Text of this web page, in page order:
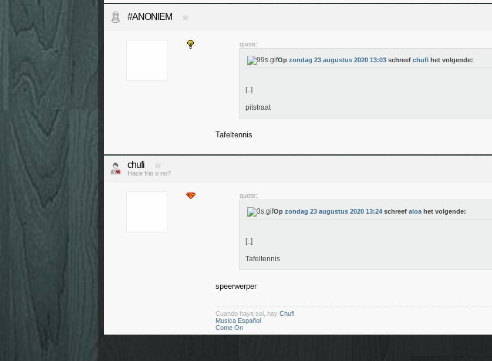
#ANONIEM
quote:
Op zondag 23 augustus 2020 13:03 schreef chufi het volgende:
[..]
pitstraat
Tafeltennis
chufi
Hace frio o no?
quote:
Op zondag 23 augustus 2020 13:24 schreef aloa het volgende:
[..]
Tafeltennis
speerwerper
Cuando haya sol, hay Chufi
Musica Español
Come On